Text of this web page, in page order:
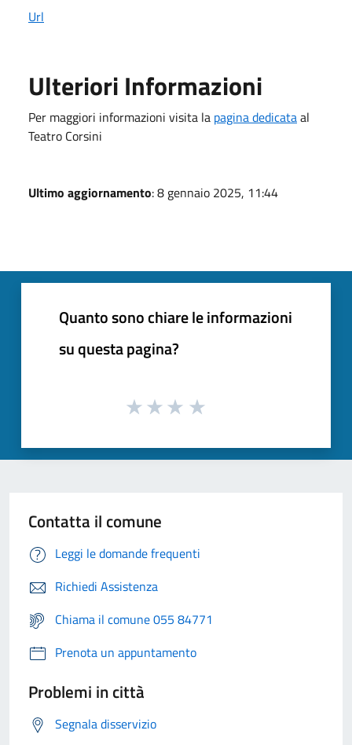
Url
Ulteriori Informazioni
Per maggiori informazioni visita la pagina dedicataal
Teatro Corsini
Ultimo aggiornamento: 8 gennaio 2025, 11:44
Quanto sono chiare le informazioni
su questa pagina?
Contatta il comune
Leggi le domande frequenti
Richiedi Assistenza
Chiama il comune 055 84771
Prenota un appuntamento
Problemi in città
Segnala disservizio